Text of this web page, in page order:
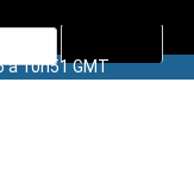
à 10h51 GMT